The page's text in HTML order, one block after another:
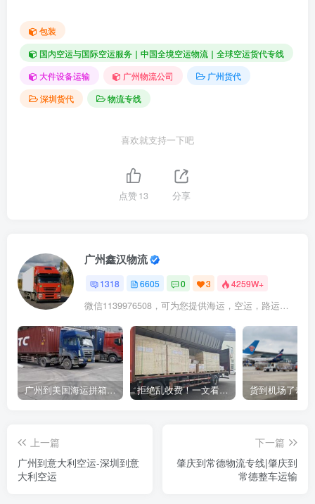
包装
国内空运与国际空运服务｜中国全境空运物流｜全球空运货代专线
大件设备运输
广州物流公司
广州货代
深圳货代
物流专线
喜欢就支持一下吧
点赞13 分享
广州鑫汉物流
1318 6605 0 3 4259W+
微信1139976508，可为您提供海运，空运，路运，铁路运输
广州到美国海运拼箱多少钱？2024年最新运费构成+隐藏费用避坑指南 拒绝乱收费！一文看懂中国货代计费套路，教你避开所有隐形坑
上一篇
广州到意大利空运-深圳到意
大利空运
下一篇
肇庆到常德物流专线|肇庆到
常德整车运输